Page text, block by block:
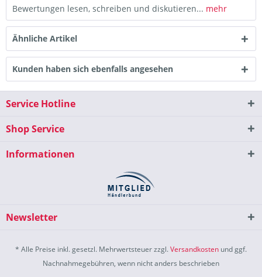
Bewertungen lesen, schreiben und diskutieren... mehr
Ähnliche Artikel
Kunden haben sich ebenfalls angesehen
Service Hotline
Shop Service
Informationen
Newsletter
* Alle Preise inkl. gesetzl. Mehrwertsteuer zzgl.Versandkosten und ggf.
Nachnahmegebühren, wenn nicht anders beschrieben